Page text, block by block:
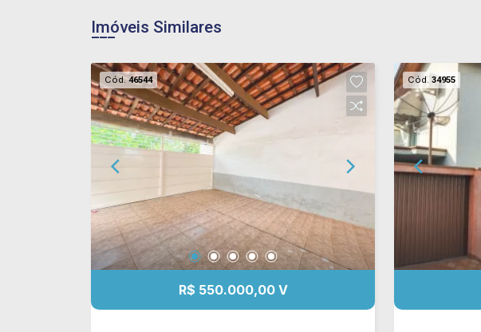
Imóveis Similares
Cód.46544
R$ 550.000,00 V
Cód. 34955